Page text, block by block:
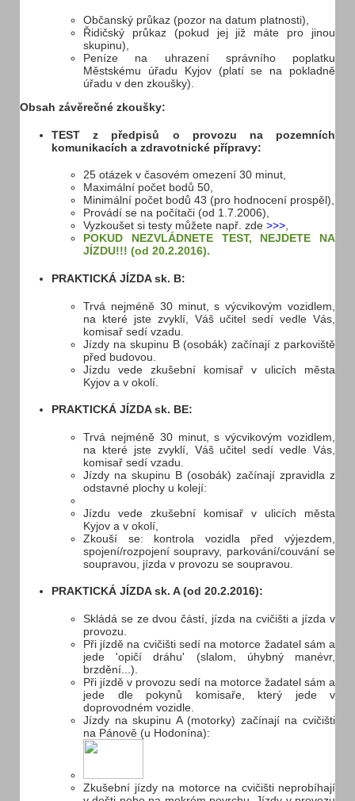
Autoškola jako dárek
Slevy a akce
Profesionální přístup
Rychlost
Jízdy i po vetších městech
Občanský průkaz (pozor na datum platnosti),
Řidičský průkaz (pokud jej již máte pro jinou
skupinu),
Peníze na uhrazení správního poplatku
Městskému úřadu Kyjov (platí se na pokladně
úřadu v den zkoušky).
Obsah závěrečné zkoušky:
TEST z předpisů o provozu na pozemních
komunikacích a zdravotnické přípravy:
25 otázek v časovém omezení 30 minut,
Maximální počet bodů 50,
Minimální počet bodů 43 (pro hodnocení prospěl),
Provádí se na počítači (od 1.7.2006),
Vyzkoušet si testy můžete např. zde >>>,
POKUD NEZVLÁDNETE TEST, NEJDETE NA
JÍZDU!!! (od 20.2.2016).
PRAKTICKÁ JÍZDA sk. B:
Trvá nejméně 30 minut, s výcvikovým vozidlem,
na které jste zvyklí, Váš učitel sedí vedle Vás,
komisař sedí vzadu.
Jízdy na skupinu B (osobák) začínají z parkoviště
před budovou.
Jízdu vede zkušební komisař v ulicích města
Kyjov a v okolí.
PRAKTICKÁ JÍZDA sk. BE:
Trvá nejméně 30 minut, s výcvikovým vozidlem,
na které jste zvyklí, Váš učitel sedí vedle Vás,
komisař sedí vzadu.
Jízdy na skupinu B (osobák) začínají zpravidla z
odstavné plochy u kolejí:
Jízdu vede zkušební komisař v ulicích města
Kyjov a v okolí,
Zkouší se: kontrola vozidla před výjezdem,
spojení/rozpojení soupravy, parkování/couvání se
soupravou, jízda v provozu se soupravou.
PRAKTICKÁ JÍZDA sk. A (od 20.2.2016):
Skládá se ze dvou částí, jízda na cvičišti a jízda v
provozu.
Při jízdě na cvičišti sedí na motorce žadatel sám a
jede 'opičí dráhu' (slalom, úhybný manévr,
brzdění...).
Při jízdě v provozu sedí na motorce žadatel sám a
jede dle pokynů komisaře, který jede v
doprovodném vozidle.
Jízdy na skupinu A (motorky) začínají na cvičišti
na Pánově (u Hodonína):
Zkušební jízdy na motorce na cvičišti neprobíhají